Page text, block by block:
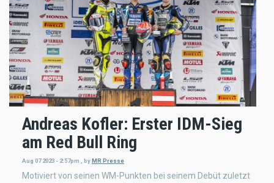
Andreas Kofler: Erster IDM-Sieg
am Red Bull Ring
Aug 07 2023 - 2:57pm byMR Presse
Motiviert von seinen WM-Punkten bei seinem Debüt zuletzt